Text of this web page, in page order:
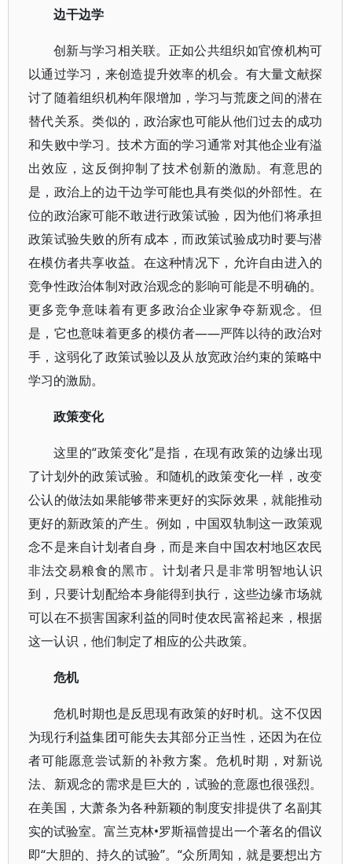
边干边学
创新与学习相关联。正如公共组织如官僚机构可
以通过学习，来创造提升效率的机会。有大量文献探
讨了随着组织机构年限增加，学习与荒废之间的潜在
替代关系。类似的，政治家也可能从他们过去的成功
和失败中学习。技术方面的学习通常对其他企业有溢
出效应，这反倒抑制了技术创新的激励。有意思的
是，政治上的边干边学可能也具有类似的外部性。在
位的政治家可能不敢进行政策试验，因为他们将承担
政策试验失败的所有成本，而政策试验成功时要与潜
在模仿者共享收益。在这种情况下，允许自由进入的
竞争性政治体制对政治观念的影响可能是不明确的。
更多竞争意味着有更多政治企业家争夺新观念。但
是，它也意味着更多的模仿者——严阵以待的政治对
手，这弱化了政策试验以及从放宽政治约束的策略中
学习的激励。
政策变化
这里的“政策变化”是指，在现有政策的边缘出现
了计划外的政策试验。和随机的政策变化一样，改变
公认的做法如果能够带来更好的实际效果，就能推动
更好的新政策的产生。例如，中国双轨制这一政策观
念不是来自计划者自身，而是来自中国农村地区农民
非法交易粮食的黑市。计划者只是非常明智地认识
到，只要计划配给本身能得到执行，这些边缘市场就
可以在不损害国家利益的同时使农民富裕起来，根据
这一认识，他们制定了相应的公共政策。
危机
危机时期也是反思现有政策的好时机。这不仅因
为现行利益集团可能失去其部分正当性，还因为在位
者可能愿意尝试新的补救方案。危机时期，对新说
法、新观念的需求是巨大的，试验的意愿也很强烈。
在美国，大萧条为各种新颖的制度安排提供了名副其
实的试验室。富兰克林•罗斯福曾提出一个著名的倡议
即“大胆的、持久的试验”。“众所周知，就是要想出方